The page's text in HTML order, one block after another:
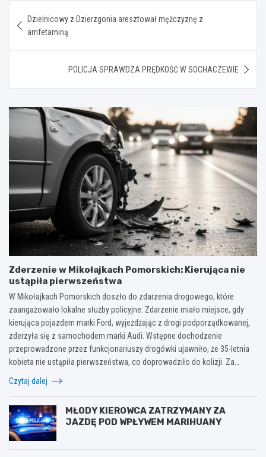
wpisu
Dzielnicowy z Dzierzgonia aresztował mężczyznę z
amfetaminą
POLICJA SPRAWDZA PRĘDKOŚĆ W SOCHACZEWIE
Zderzenie w Mikołajkach Pomorskich: Kierująca nie
ustąpiła pierwszeństwa
W Mikołajkach Pomorskich doszło do zdarzenia drogowego, które
zaangażowało lokalne służby policyjne. Zdarzenie miało miejsce, gdy
kierująca pojazdem marki Ford, wyjeżdżając z drogi podporządkowanej,
zderzyła się z samochodem marki Audi. Wstępne dochodzenie
przeprowadzone przez funkcjonariuszy drogówki ujawniło, że 35-letnia
kobieta nie ustąpiła pierwszeństwa, co doprowadziło do kolizji. Za…
Czytaj dalej
MŁODY KIEROWCA ZATRZYMANY ZA
JAZDĘ POD WPŁYWEM MARIHUANY